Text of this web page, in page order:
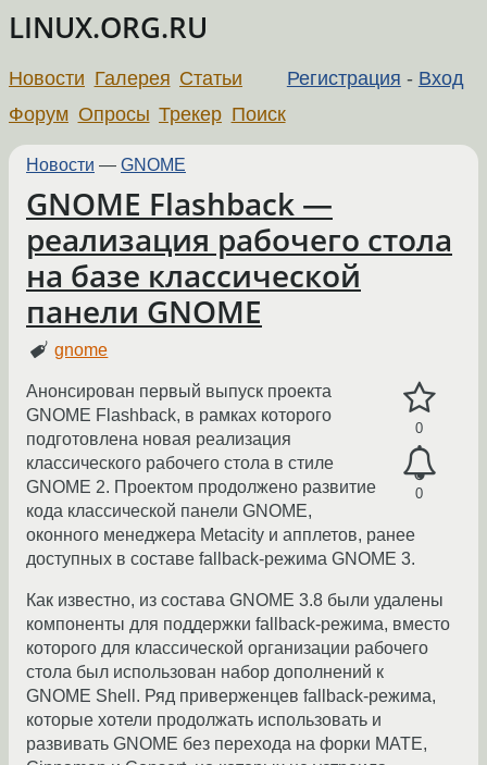
LINUX.ORG.RU
Регистрация - Вход
Новости Галерея Статьи
Форум Опросы Трекер Поиск
Новости — GNOME
GNOME Flashback —
реализация рабочего стола
на базе классической
панели GNOME
gnome
0
0
Анонсирован первый выпуск проекта
GNOME Flashback, в рамках которого
подготовлена новая реализация
классического рабочего стола в стиле
GNOME 2. Проектом продолжено развитие
кода классической панели GNOME,
оконного менеджера Metacity и апплетов, ранее
доступных в составе fallback-режима GNOME 3.
Как известно, из состава GNOME 3.8 были удалены
компоненты для поддержки fallback-режима, вместо
которого для классической организации рабочего
стола был использован набор дополнений к
GNOME Shell. Ряд приверженцев fallback-режима,
которые хотели продолжать использовать и
развивать GNOME без перехода на форки MATE,